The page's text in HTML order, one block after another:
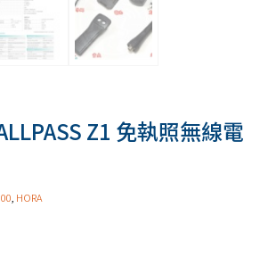
Z1 免執照無線電
HORA